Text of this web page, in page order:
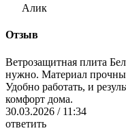
Алик
Отзыв
Ветрозащитная плита
нужно. Материал
Удобно работать, и
комфорт дома.
30.03.2026 / 11:34
ответить